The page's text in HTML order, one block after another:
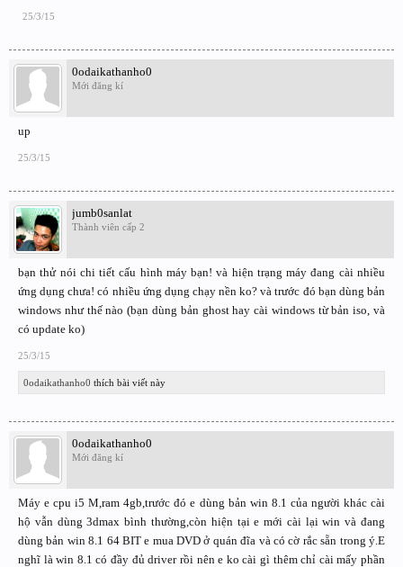
25/3/15
0odaikathanho0
Mới đăng kí
up
25/3/15
jumb0sanlat
Thành viên cấp 2
bạn thử nói chi tiết cấu hình máy bạn! và hiện trạng máy đang cài nhiều
ứng dụng chưa! có nhiều ứng dụng chạy nền ko? và trước đó bạn dùng bản
windows như thế nào (bạn dùng bản ghost hay cài windows từ bản iso, và
có update ko)
25/3/15
0odaikathanho0 thích bài viết này
0odaikathanho0
Mới đăng kí
Máy e cpu i5 M,ram 4gb,trước đó e dùng bản win 8.1 của người khác cài
hộ vẫn dùng 3dmax bình thường,còn hiện tại e mới cài lại win và đang
dùng bản win 8.1 64 BIT e mua DVD ở quán đĩa và có cờ rắc sẵn trong ý.E
nghĩ là win 8.1 có đầy đủ driver rồi nên e ko cài gì thêm chỉ cài mấy phần